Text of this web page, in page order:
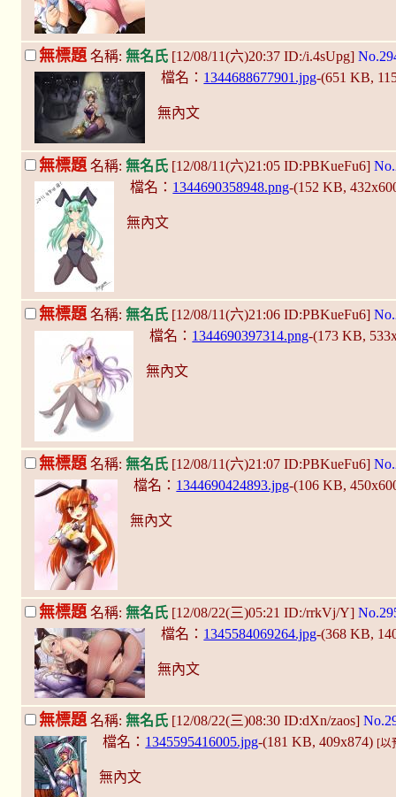
無標題 名稱: 無名氏 [12/08/11(六)20:37 ID:/i.4sUpg]
檔名： 1344688677901.jpg-(651 KB,
無內文
無標題 名稱: 無名氏 [12/08/11(六)21:05 ID:PBKueFu6]
檔名： 1344690358948.png-(152 KB,
無內文
無標題 名稱: 無名氏 [12/08/11(六)21:06 ID:PBKueFu6]
檔名： 1344690397314.png-(173 KB,
無內文
無標題 名稱: 無名氏 [12/08/11(六)21:07 ID:PBKueFu6]
檔名： 1344690424893.jpg-(106 KB,
無內文
無標題 名稱: 無名氏 [12/08/22(三)05:21 ID:/rrkVj/Y]
檔名： 1345584069264.jpg-(368 KB,
無內文
無標題 名稱: 無名氏 [12/08/22(三)08:30 ID:dXn/zaos]
檔名： 1345595416005.jpg-(181 KB, 409x874) [以
無內文